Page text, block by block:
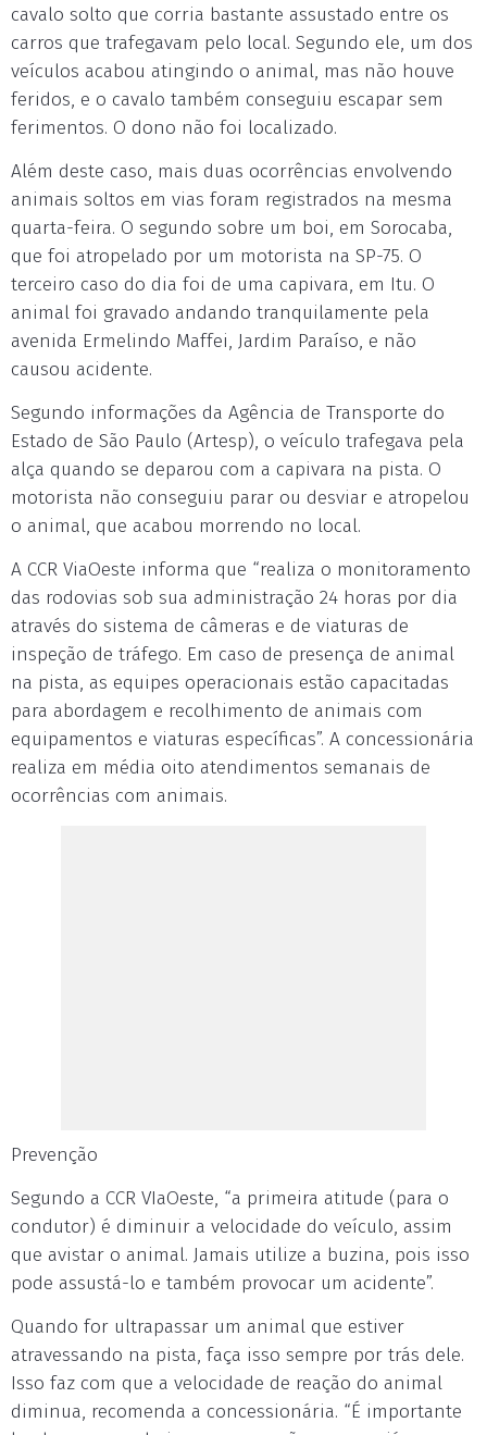
cavalo solto que corria bastante assustado entre os
carros que trafegavam pelo local. Segundo ele, um dos
veículos acabou atingindo o animal, mas não houve
feridos, e o cavalo também conseguiu escapar sem
ferimentos. O dono não foi localizado.
Além deste caso, mais duas ocorrências envolvendo
animais soltos em vias foram registrados na mesma
quarta-feira. O segundo sobre um boi, em Sorocaba,
que foi atropelado por um motorista na SP-75. O
terceiro caso do dia foi de uma capivara, em Itu. O
animal foi gravado andando tranquilamente pela
avenida Ermelindo Maffei, Jardim Paraíso, e não
causou acidente.
Segundo informações da Agência de Transporte do
Estado de São Paulo (Artesp), o veículo trafegava pela
alça quando se deparou com a capivara na pista. O
motorista não conseguiu parar ou desviar e atropelou
o animal, que acabou morrendo no local.
A CCR ViaOeste informa que “realiza o monitoramento
das rodovias sob sua administração 24 horas por dia
através do sistema de câmeras e de viaturas de
inspeção de tráfego. Em caso de presença de animal
na pista, as equipes operacionais estão capacitadas
para abordagem e recolhimento de animais com
equipamentos e viaturas específicas”. A concessionária
realiza em média oito atendimentos semanais de
ocorrências com animais.
Prevenção
Segundo a CCR VIaOeste, “a primeira atitude (para o
condutor) é diminuir a velocidade do veículo, assim
que avistar o animal. Jamais utilize a buzina, pois isso
pode assustá-lo e também provocar um acidente”.
Quando for ultrapassar um animal que estiver
atravessando na pista, faça isso sempre por trás dele.
Isso faz com que a velocidade de reação do animal
diminua, recomenda a concessionária. “É importante